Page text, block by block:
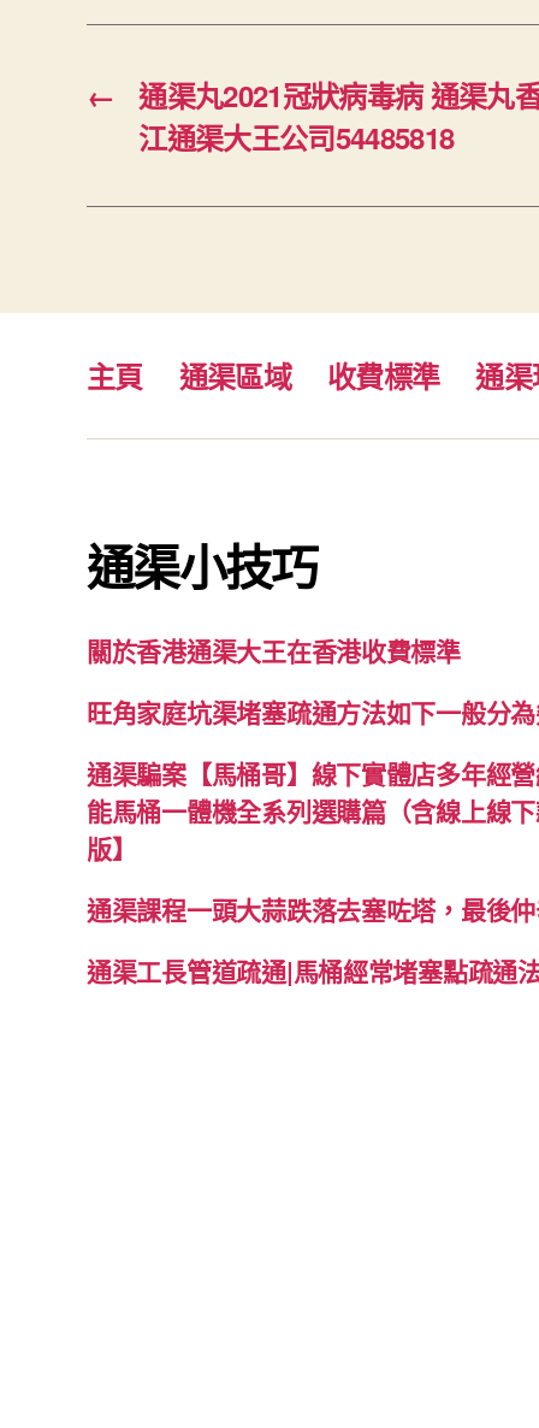
←
通渠丸2021冠狀病毒病 通渠丸
江通渠大王公司54485818
主頁 通渠區域 收費標準 通
通渠小技巧
關於香港通渠大王在香港收費標準
旺角家庭坑渠堵塞疏通方法如下一般分
通渠騙案【馬桶哥】線下實體店多年經
能馬桶一體機全系列選購篇（含線上線
版】
通渠課程一頭大蒜跌落去塞咗塔，最後
通渠工長管道疏通|馬桶經常堵塞點疏通